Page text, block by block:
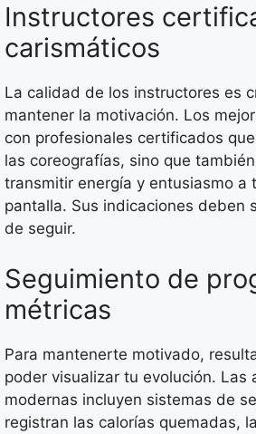
Instructores
carismáticos
La calidad de los instructores es
mantener la motivación. Los
con profesionales certificados
las coreografías, sino que
transmitir energía y entusiasmo a
pantalla. Sus indicaciones deben
de seguir.
Seguimiento de
métricas
Para mantenerte motivado,
poder visualizar tu evolución. Las
modernas incluyen sistemas de
registran las calorías quemadas,